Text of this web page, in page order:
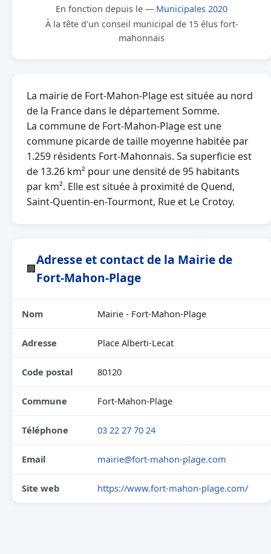
En fonction depuis le — Municipales 2020
À la tête d'un conseil municipal de 15 élus fort-
mahonnais
La mairie de Fort-Mahon-Plage est située au nord
de la France dans le département Somme.
La commune de Fort-Mahon-Plage est une
commune picarde de taille moyenne habitée par
1.259 résidents Fort-Mahonnais. Sa superficie est
de 13.26 km² pour une densité de 95 habitants
par km². Elle est située à proximité de Quend,
Saint-Quentin-en-Tourmont, Rue et Le Crotoy.
🏢
Adresse et contact de la Mairie de
Fort-Mahon-Plage
Nom Mairie - Fort-Mahon-Plage
Adresse Place Alberti-Lecat
Code postal 80120
Commune Fort-Mahon-Plage
Téléphone 03 22 27 70 24
Email mairie@fort-mahon-plage.com
Site web https://www.fort-mahon-plage.com/